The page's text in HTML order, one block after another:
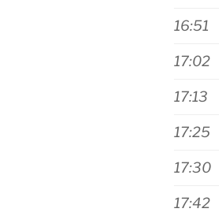
16:51
17:02
17:13
17:25
17:30
17:42